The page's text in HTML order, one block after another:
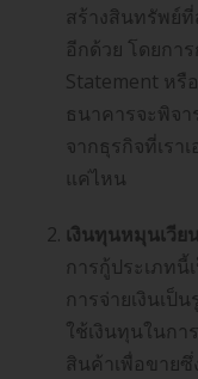
สร้างสินทรัพย์
อีกด้วย โดยกา
Statement หรื
ธนาคารจะพิจ
จากธุรกิจที่เรา
แค่ไหน
เงินทุนหมุนเวีย
การกู้ประเภท
การจ่ายเงินเป็
ใช้เงินทุนในกา
สินค้าเพื่อขาย